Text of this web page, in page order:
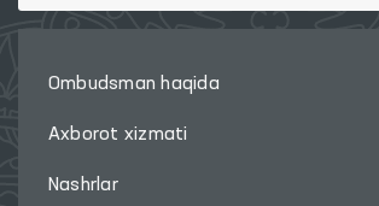
Ombudsman haqida
Axborot xizmati
Nashrlar